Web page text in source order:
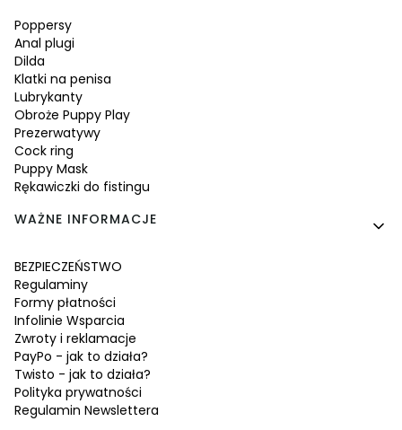
Poppersy
Anal plugi
Dilda
Klatki na penisa
Lubrykanty
Obroże Puppy Play
Prezerwatywy
Cock ring
Puppy Mask
Rękawiczki do fistingu
WAŻNE INFORMACJE
BEZPIECZEŃSTWO
Regulaminy
Formy płatności
Infolinie Wsparcia
Zwroty i reklamacje
PayPo - jak to działa?
Twisto - jak to działa?
Polityka prywatności
Regulamin Newslettera